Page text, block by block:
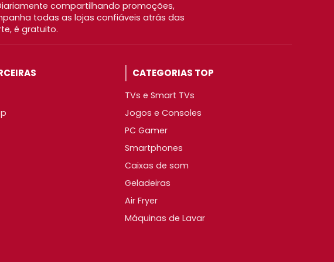
compartilhando promoções,
todas as lojas confiáveis atrás das
é gratuito.
CATEGORIAS TOP
TVs e Smart TVs
Jogos e Consoles
PC Gamer
Smartphones
Caixas de som
Geladeiras
Air Fryer
Máquinas de Lavar